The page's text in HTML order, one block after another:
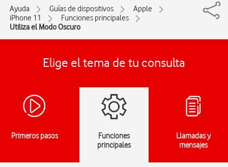
Ayuda Guías de dispositivos
Apple
iPhone 11
Funciones principales
Utiliza el Modo Oscuro
Elige el tema de tu consulta
Primeros pasos
Funciones
principales
Llamadas y
mensajes